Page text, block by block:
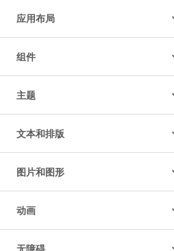
应用布局
组件
主题
文本和排版
图片和图形
动画